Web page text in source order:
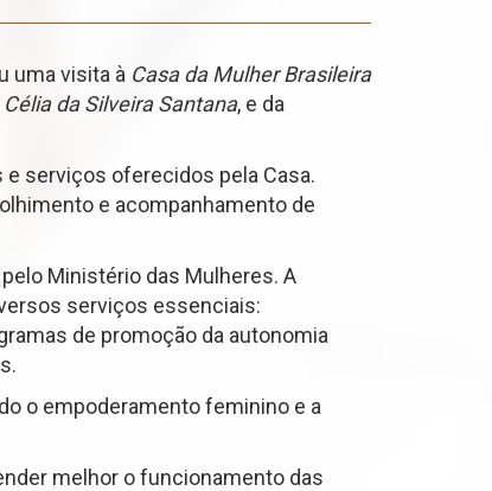
uma visita à Casa da Mulher Brasileira
Célia da Silveira Santana, e da
serviços oferecidos pela Casa.
e acompanhamento de
Ministério das Mulheres. A
serviços essenciais:
de promoção da autonomia
o empoderamento feminino e a
melhor o funcionamento das